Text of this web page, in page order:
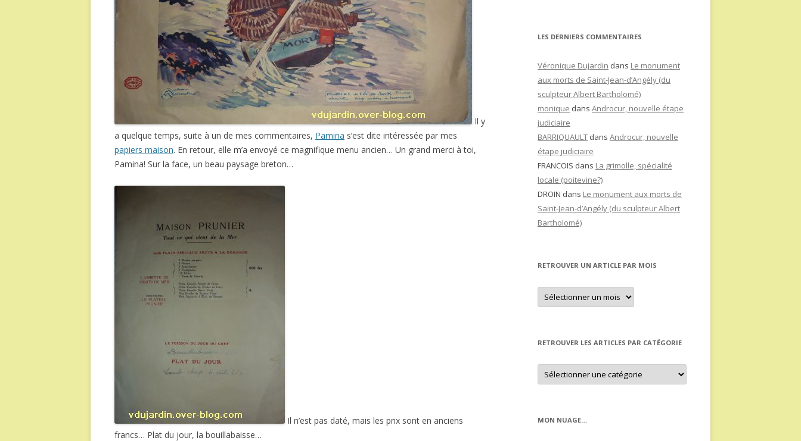
Il y
a quelque temps, suite à un de mes commentaires, Pamina s’est dite intéressée par mes
papiers maison. En retour, elle m’a envoyé ce magnifique menu ancien… Un grand merci à toi,
Pamina! Sur la face, un beau paysage breton…
Il n’est pas daté, mais les prix sont en anciens
francs… Plat du jour, la bouillabaisse…
LES DERNIERS COMMENTAIRES
Véronique Dujardin dans Le monument
aux morts de Saint-Jean-d’Angély (du
sculpteur Albert Bartholomé)
monique dans Androcur, nouvelle étape
judiciaire
BARRIQUAULT dans Androcur, nouvelle
étape judiciaire
FRANCOIS dans La grimolle, spécialité
locale (poitevine?)
DROIN dans Le monument aux morts de
Saint-Jean-d’Angély (du sculpteur Albert
Bartholomé)
RETROUVER UN ARTICLE PAR MOIS
Retrouver
un
article
RETROUVER LES ARTICLES PAR CATÉGORIE
Retrouver
les
articles
MON NUAGE…